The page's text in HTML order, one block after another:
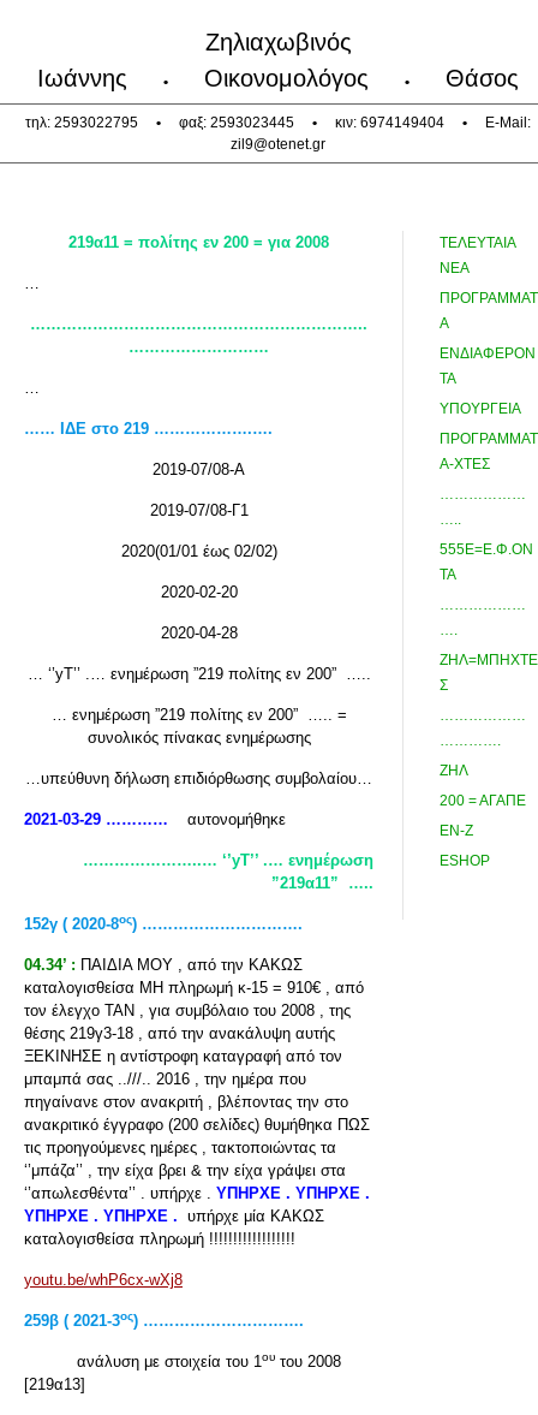
Ζηλιαχωβινός
Ιωάννης
• Οικονομολόγος • Θάσος
τηλ: 2593022795 • φαξ: 2593023445 • κιν: 6974149404 •
E-Mail:
zil9@otenet.gr
219α11 = πολίτης εν 200 = για 2008
…
………………………………………………………..
………………………
…
…… ΙΔΕ στο 219 ……………….….
2019-07/08-Α
2019-07/08-Γ1
2020(01/01 έως 02/02)
2020-02-20
2020-04-28
… ‘’yΤ’’ .… ενημέρωση ”219 πολίτης εν 200” …..
… ενημέρωση ”219 πολίτης εν 200” ….. =
συνολικός πίνακας ενημέρωσης
…υπεύθυνη δήλωση επιδιόρθωσης συμβολαίου…
2021-03-29 ………… αυτονομήθηκε
…………………..… ‘’yΤ’’ .… ενημέρωση
”219α11” …..
152γ ( 2020-8ος) ………………………….
04.34’ : ΠΑΙΔΙΑ ΜΟΥ , από την ΚΑΚΩΣ
καταλογισθείσα ΜΗ πληρωμή κ-15 = 910€ , από
τον έλεγχο ΤΑΝ , για συμβόλαιο του 2008 , της
θέσης 219γ3-18 , από την ανακάλυψη αυτής
ΞΕΚΙΝΗΣΕ η αντίστροφη καταγραφή από τον
μπαμπά σας ..///.. 2016 , την ημέρα που
πηγαίνανε στον ανακριτή , βλέποντας την στο
ανακριτικό έγγραφο (200 σελίδες) θυμήθηκα ΠΩΣ
τις προηγούμενες ημέρες , τακτοποιώντας τα
‘’μπάζα’’ , την είχα βρει & την είχα γράψει στα
‘’απωλεσθέντα’’ . υπήρχε . ΥΠΗΡΧΕ . ΥΠΗΡΧΕ .
ΥΠΗΡΧΕ . ΥΠΗΡΧΕ . υπήρχε μία ΚΑΚΩΣ
καταλογισθείσα πληρωμή !!!!!!!!!!!!!!!!!!
youtu.be/whP6cx-wXj8
259β ( 2021-3ος) ………………………….
ανάλυση με στοιχεία του 1ου του 2008
[219α13]
ΤΕΛΕΥΤΑΙΑ
ΝΕΑ
ΠΡΟΓΡΑΜΜΑΤ
Α
ΕΝΔΙΑΦΕΡΟΝ
ΤΑ
ΥΠΟΥΡΓΕΙΑ
ΠΡΟΓΡΑΜΜΑΤ
Α-ΧΤΕΣ
………………
…..
555Ε=Ε.Φ.ΟΝ
ΤΑ
………………
….
ΖΗΛ=ΜΠΗΧΤΕ
Σ
………………
………….
ΖΗΛ
200 = ΑΓΑΠΕ
ΕΝ-Ζ
ESHOP